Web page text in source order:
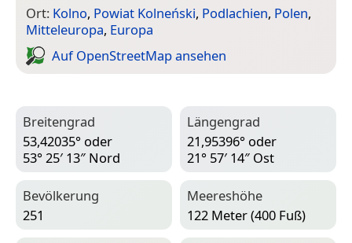
Ort: Kolno, Powiat Kolneński, Podlachien, Polen,
Mitteleuropa, Europa
Auf Open­Street­Map ansehen
Breitengrad
53,42035° oder
53° 25′ 13″ Nord
Längengrad
21,95396° oder
21° 57′ 14″ Ost
Bevölkerung
251
Meereshöhe
122 Meter (400 Fuß)